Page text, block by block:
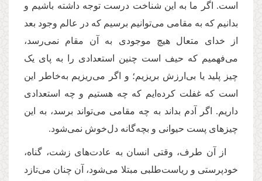
است. اگر ما به این شناخت درست توجه داشته باشیم و
بدانیم که به مقامی می‌توانیم برسیم که در عالم وجود بعد
از خدای متعال هیچ موجودی به آن مقام نمی‌رسد،
می‌فهمیم که حیف است چنین استعدادی را به پای یک
چیز پلید یا بی‌ارزش بریزیم؛ و اگر می‌ریزیم به‌خاطر این
است که غفلت کرده‌ایم که چه هستیم و چه استعدادی
داریم. اگر آدم بداند به چه مقامی می‌تواند برسد، به این
چیزهای پست حیوانی و بچه‌گانه دل‌خوش نمی‌شود.
از آن طرف، وقتی انسان به عادت‌های زشت، گناه،
خودپرستی و ریاست‌طلبی مبتلا می‌شود، آن چنان می‌تازد